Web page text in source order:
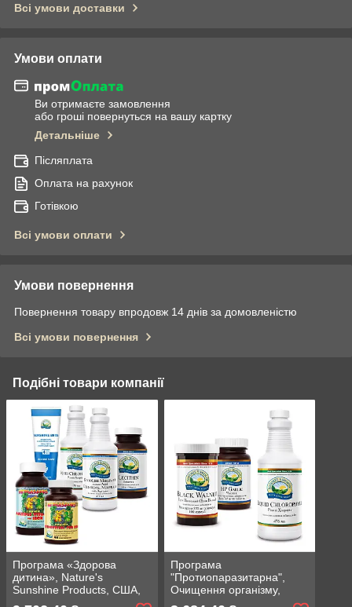
Всі умови доставки
Умови оплати
Ви отримаєте замовлення
або гроші повернуться на вашу картку
Детальніше
Післяплата
Оплата на рахунок
Готівкою
Всі умови оплати
Умови повернення
Повернення товару впродовж 14 днів за домовленістю
Всі умови повернення
Подібні товари компанії
Програма «Здорова
дитина», Nature's
Sunshine Products, США,
Програма
"Протиопаразитарна",
Очищення організму,
Детокс, Nature's Sunshine